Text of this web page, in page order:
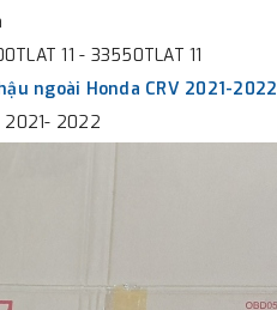
11 - 33550TLAT 11
ngoài Honda CRV 2021-2022
2021- 2022